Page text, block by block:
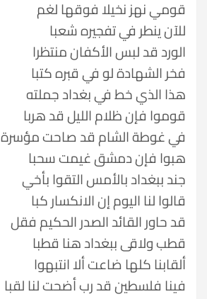
قومي نهز نخيلا فوقها لغم
للآن ينطر في تفجيره شعبا
الورد قد لبس الأكفان منتظرا
فخر الشهادة لو في قبره كتبا
هذا الذي خط في بغداد جملته
قوموا فإن ظلام الليل قد هربا
في غوطة الشام قد صاحت مؤسرة
هبوا فإن دمشق غيمت سحبا
جند ببغداد بالأمس التقوا بأخي
قالوا لنا اليوم إن الانكسار كبا
قد حاور القائد الصدر الحكيم فقل
قطب ولاقى ببغداد هنا قطبا
ألقابنا كلها ضاعت ألا انتبهوا
فينا فلسطين قد رب أضحت لنا لقبا